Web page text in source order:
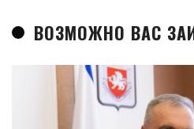
ВОЗМОЖНО ВАС